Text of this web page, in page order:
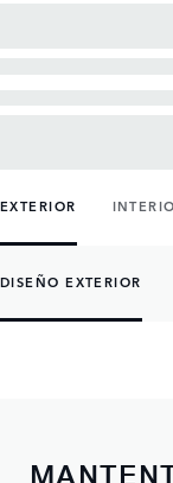
EXTERIOR
DISEÑO EXTERIOR